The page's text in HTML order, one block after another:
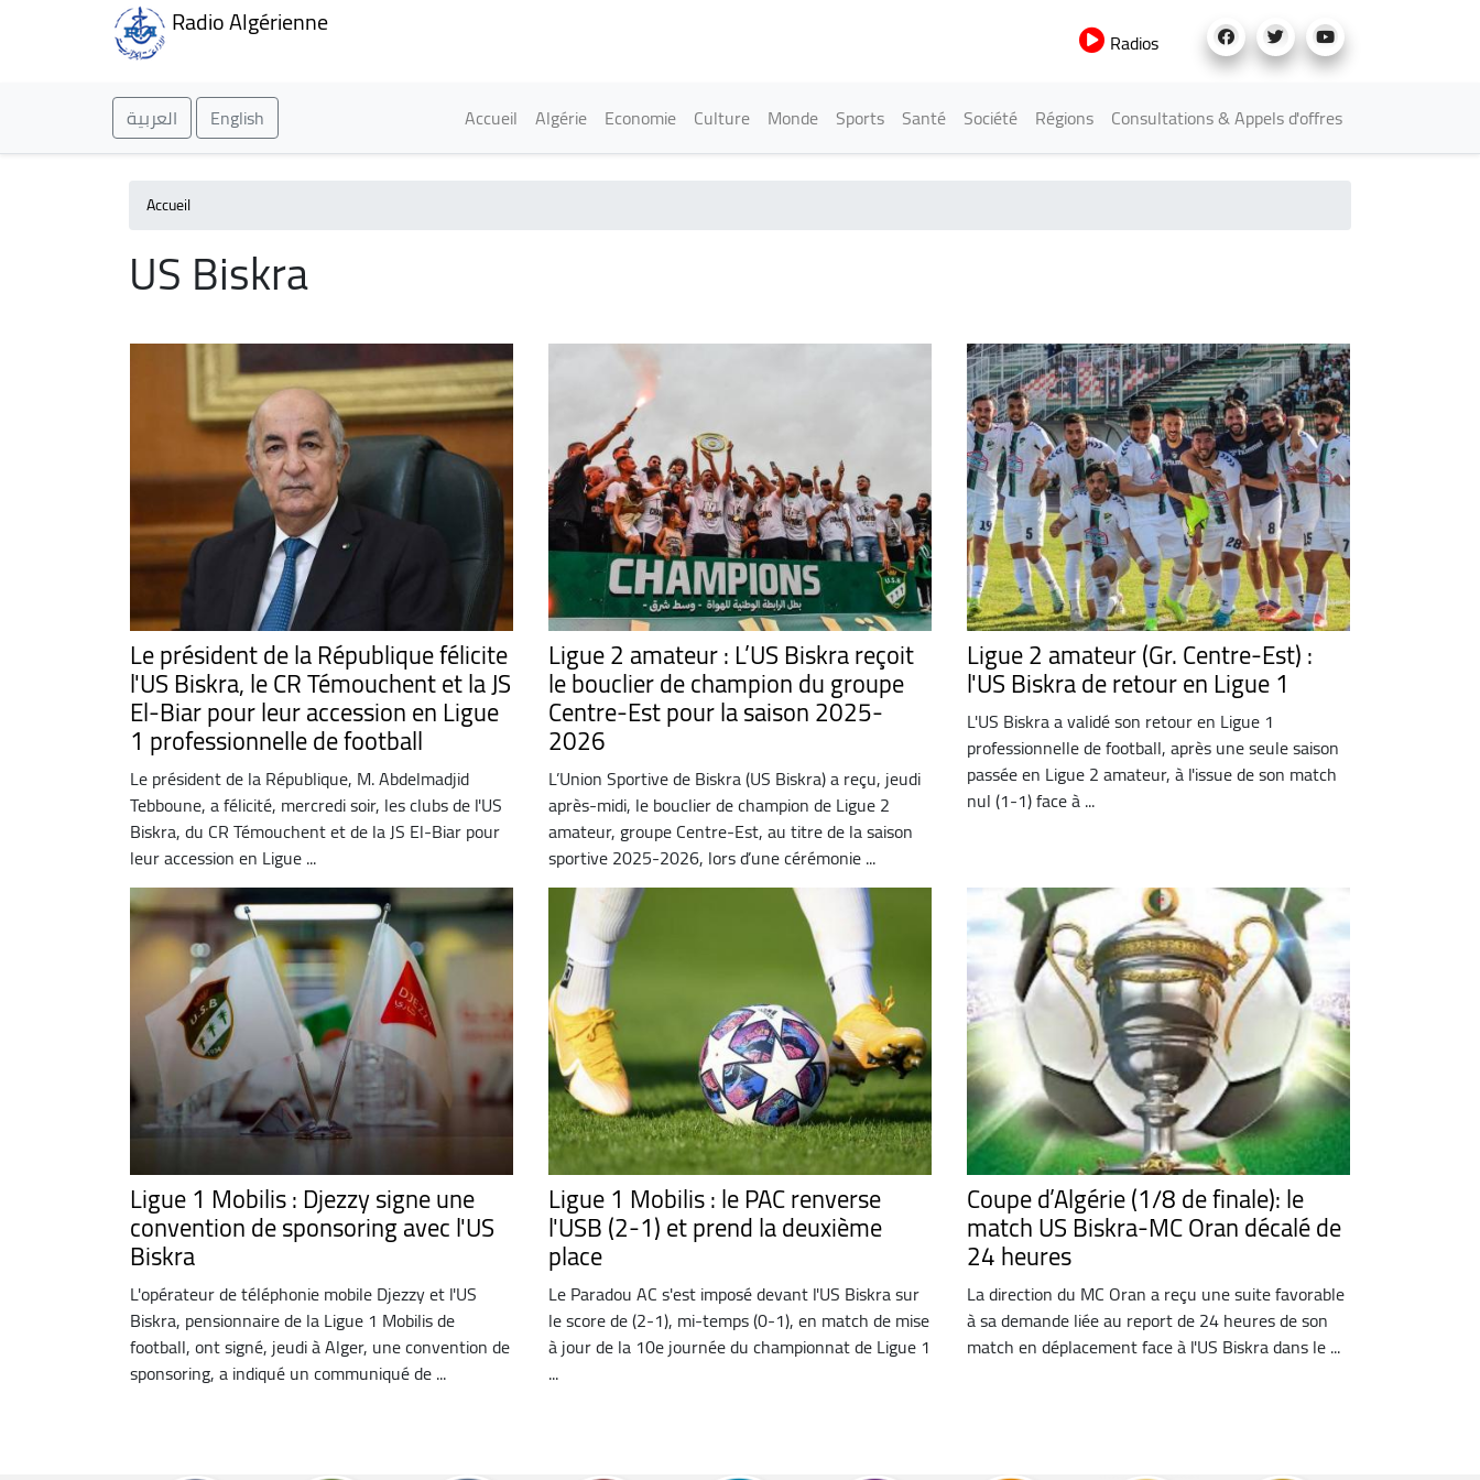
Radio Algérienne
Radios
العربية English Main navigation
Accueil Algérie Economie Culture Monde Sports Santé Société Régions Consultations & Appels d'offres
Accueil
US Biskra
Le président de la République félicite
l'US Biskra, le CR Témouchent et la JS
El-Biar pour leur accession en Ligue
1 professionnelle de football
Le président de la République, M. Abdelmadjid
Tebboune, a félicité, mercredi soir, les clubs de l'US
Biskra, du CR Témouchent et de la JS El-Biar pour
leur accession en Ligue ...
Ligue 2 amateur : L’US Biskra reçoit
le bouclier de champion du groupe
Centre-Est pour la saison 2025-
2026
L’Union Sportive de Biskra (US Biskra) a reçu, jeudi
après-midi, le bouclier de champion de Ligue 2
amateur, groupe Centre-Est, au titre de la saison
sportive 2025-2026, lors d’une cérémonie ...
Ligue 2 amateur (Gr. Centre-Est) :
l'US Biskra de retour en Ligue 1
L'US Biskra a validé son retour en Ligue 1
professionnelle de football, après une seule saison
passée en Ligue 2 amateur, à l'issue de son match
nul (1-1) face à ...
Ligue 1 Mobilis : Djezzy signe une
convention de sponsoring avec l'US
Biskra
L'opérateur de téléphonie mobile Djezzy et l'US
Biskra, pensionnaire de la Ligue 1 Mobilis de
football, ont signé, jeudi à Alger, une convention de
sponsoring, a indiqué un communiqué de ...
Ligue 1 Mobilis : le PAC renverse
l'USB (2-1) et prend la deuxième
place
Le Paradou AC s'est imposé devant l'US Biskra sur
le score de (2-1), mi-temps (0-1), en match de mise
à jour de la 10e journée du championnat de Ligue 1
...
Coupe d’Algérie (1/8 de finale): le
match US Biskra-MC Oran décalé de
24 heures
La direction du MC Oran a reçu une suite favorable
à sa demande liée au report de 24 heures de son
match en déplacement face à l'US Biskra dans le ...